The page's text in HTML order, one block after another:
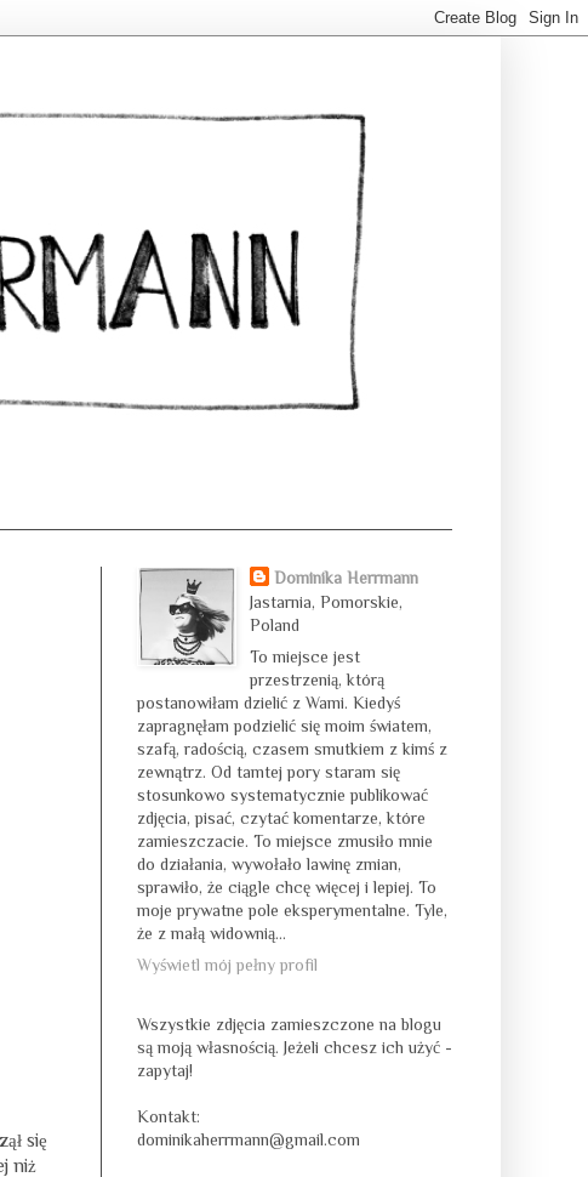
się
niż
Dominika Herrmann
Jastarnia, Pomorskie,
Poland
To miejsce jest
przestrzenią, którą
postanowiłam dzielić z Wami. Kiedyś
zapragnęłam podzielić się moim światem,
szafą, radością, czasem smutkiem z kimś z
zewnątrz. Od tamtej pory staram się
stosunkowo systematycznie publikować
zdjęcia, pisać, czytać komentarze, które
zamieszczacie. To miejsce zmusiło mnie
do działania, wywołało lawinę zmian,
sprawiło, że ciągle chcę więcej i lepiej. To
moje prywatne pole eksperymentalne. Tyle,
że z małą widownią...
Wyświetl mój pełny profil
Wszystkie zdjęcia zamieszczone na blogu
są moją własnością. Jeżeli chcesz ich użyć -
zapytaj!
Kontakt:
dominikaherrmann@gmail.com